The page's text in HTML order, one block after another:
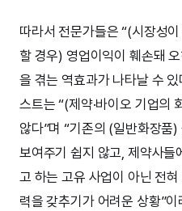
따라서 전문가들은 “(시장성
할 경우) 영업이익이 훼손돼
을 겪는 역효과가 나타날 수
스트는 “(제약·바이오 기업의
않다”며 “기존의 (일반화장품
보여주기 쉽지 않고, 제약사
고 하는 고유 사업이 아닌 전
력을 갖추기가 어려운 상황”